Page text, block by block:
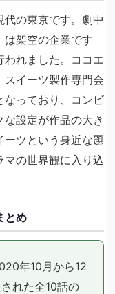
代の東京です。劇中
は架空の企業です
われました。ココエ
スイーツ製作専門会
なっており、コンビ
設定が作品の大き
ツという身近な題
の世界観に入り込
とめ
年10月から12
れた全10話の